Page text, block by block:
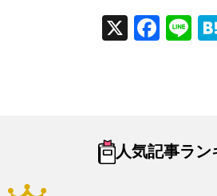
X
Fac
Line
人気記事ラン